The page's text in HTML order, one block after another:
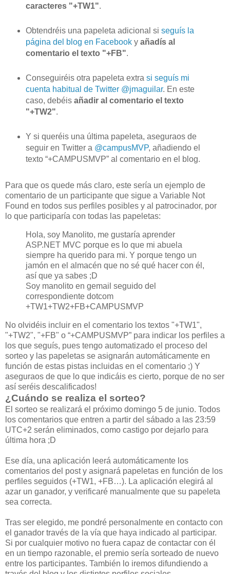
caracteres "+TW1".
Obtendréis una papeleta adicional si seguís la
página del blog en Facebooky añadís al
comentario el texto "+FB".
Conseguiréis otra papeleta extra si seguís mi
cuenta habitual de Twitter @jmaguilar. En este
caso, debéis añadir al comentario el texto
"+TW2".
Y si queréis una última papeleta, aseguraos de
seguir en Twitter a @campusMVP, añadiendo el
texto “+CAMPUSMVP” al comentario en el blog.
Para que os quede más claro, este sería un ejemplo de
comentario de un participante que sigue a Variable Not
Found en todos sus perfiles posibles y al patrocinador, por
lo que participaría con todas las papeletas:
Hola, soy Manolito, me gustaría aprender
ASP.NET MVC porque es lo que mi abuela
siempre ha querido para mi. Y porque tengo un
jamón en el almacén que no sé qué hacer con él,
así que ya sabes ;D
Soy manolito en gemail seguido del
correspondiente dotcom
+TW1+TW2+FB+CAMPUSMVP
No olvidéis incluir en el comentario los textos "+TW1",
"+TW2", "+FB" o “+CAMPUSMVP” para indicar los perfiles a
los que seguís, pues tengo automatizado el proceso del
sorteo y las papeletas se asignarán automáticamente en
función de estas pistas incluidas en el comentario ;) Y
aseguraos de que lo que indicáis es cierto, porque de no ser
así seréis descalificados!
¿Cuándo se realiza el sorteo?
El sorteo se realizará el próximo domingo 5 de junio. Todos
los comentarios que entren a partir del sábado a las 23:59
UTC+2 serán eliminados, como castigo por dejarlo para
última hora ;D
Ese día, una aplicación leerá automáticamente los
comentarios del post y asignará papeletas en función de los
perfiles seguidos (+TW1, +FB…). La aplicación elegirá al
azar un ganador, y verificaré manualmente que su papeleta
sea correcta.
Tras ser elegido, me pondré personalmente en contacto con
el ganador través de la vía que haya indicado al participar.
Si por cualquier motivo no fuera capaz de contactar con él
en un tiempo razonable, el premio sería sorteado de nuevo
entre los participantes. También lo iremos difundiendo a